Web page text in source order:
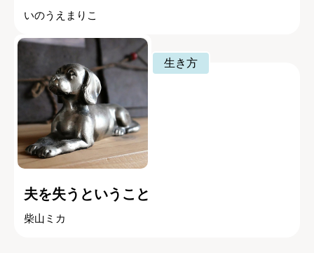
いのうえまりこ
生き方
夫を失うということ
柴山ミカ